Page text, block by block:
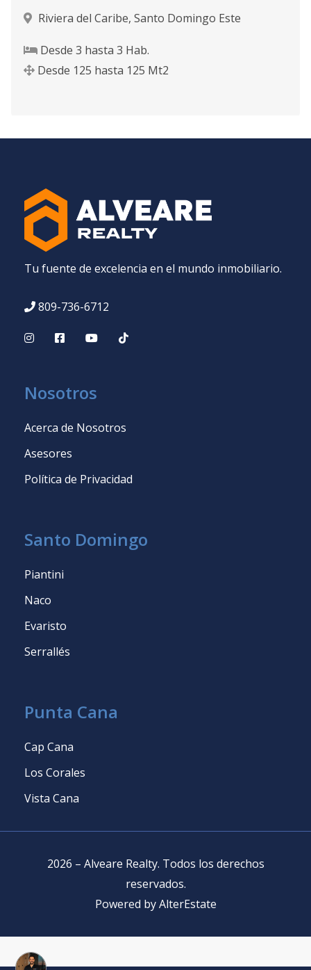
Riviera del Caribe, Santo Domingo Este
Desde 3 hasta 3 Hab.
Desde 125 hasta 125 Mt2
Tu fuente de excelencia en el mundo inmobiliario.
809-736-6712
Nosotros
Acerca de Nosotros
Asesores
Política de Privacidad
Santo Domingo
Piantini
Naco
Evaristo
Serrallés
Punta Cana
Cap Cana
Los Corales
Vista Cana
2026 – Alveare Realty. Todos los derechos
reservados.
Powered by AlterEstate